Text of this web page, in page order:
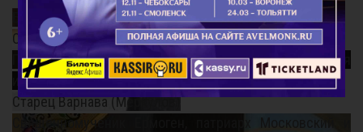
Благодатный Огонь
Смысл поста
Почему так важно поминать усопших? Непридуманная
история...
Старец Варнава (Меркулов)
Священномученик Ермоген, патриарх Московский и